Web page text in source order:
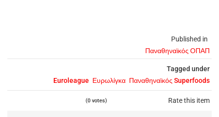
Published in
Παναθηναϊκός ΟΠΑΠ
Tagged under
Euroleague Ευρωλίγκα Παναθηναϊκός Superfoods
Rate this item
(0 votes)